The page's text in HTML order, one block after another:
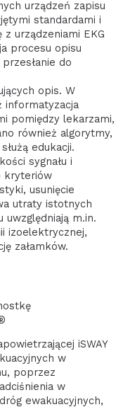
urządzeń zapisu
standardami i
urządzeniami EKG
procesu opisu
do
opis. W
informatyzacja
pomiędzy lekarzami,
również algorytmy,
edukacji.
sygnału i
kryteriów
usunięcie
utraty istotnych
uwzględniają m.in.
izoelektrycznej,
załamków.
iSWAY
w
poprzez
w
ewakuacyjnych,